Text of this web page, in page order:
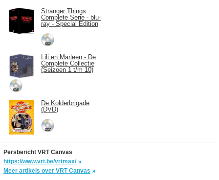
Stranger Things
Complete Serie - blu-
ray - Special Edition
Lili en Marleen - De
Complete Collectie
(Seizoen 1 t/m 10)
De Kolderbrigade
(DVD)
Persbericht VRT Canvas
https://www.vrt.be/vrtmax/
Meer artikels over VRT Canvas